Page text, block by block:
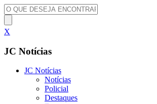
X
JC Notícias
JC Notícias
Notícias
Policial
Destaques